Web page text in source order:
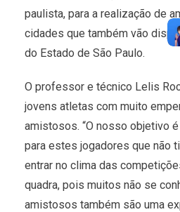
paulista, para a realização de
cidades que também vão
do Estado de São Paulo.
O professor e técnico Lelis
jovens atletas com muito
amistosos. “O nosso objetivo
para estes jogadores que não
entrar no clima das
quadra, pois muitos não se
amistosos também são uma